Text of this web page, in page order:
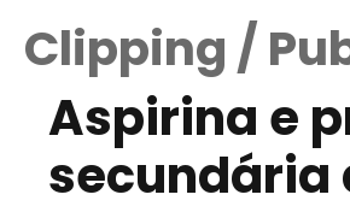
Clipping /
Aspirina e
secundária